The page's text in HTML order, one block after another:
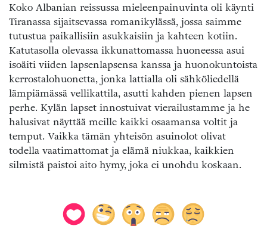
Koko Albanian reissussa mieleenpainuvinta oli käynti
Tiranassa sijaitsevassa romanikylässä, jossa saimme
tutustua paikallisiin asukkaisiin ja kahteen kotiin.
Katutasolla olevassa ikkunattomassa huoneessa asui
isoäiti viiden lapsenlapsensa kanssa ja huonokuntoista
kerrostalohuonetta, jonka lattialla oli sähköliedellä
lämpiämässä vellikattila, asutti kahden pienen lapsen
perhe. Kylän lapset innostuivat vierailustamme ja he
halusivat näyttää meille kaikki osaamansa voltit ja
temput. Vaikka tämän yhteisön asuinolot olivat
todella vaatimattomat ja elämä niukkaa, kaikkien
silmistä paistoi aito hymy, joka ei unohdu koskaan.